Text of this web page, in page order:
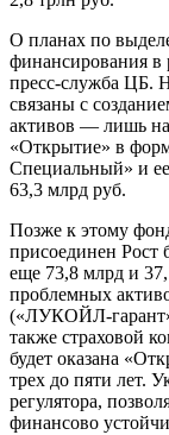
О планах по
финансирования в
пресс-служба ЦБ.
связаны с
активов — лишь на
«Открытие» в
Специальный» и
63,3 млрд руб.
Позже к этому
присоединен Рост
еще 73,8 млрд и
проблемных
(«ЛУКОЙЛ-
также страховой
будет оказана
трех до пяти лет.
регулятора,
финансово